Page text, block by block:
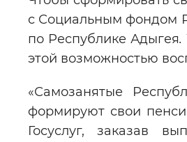
Вернуть
с Социальным фондом
по Республике Адыгея.
этой возможностью
«Самозанятые
формируют свои
Госуслуг, заказав